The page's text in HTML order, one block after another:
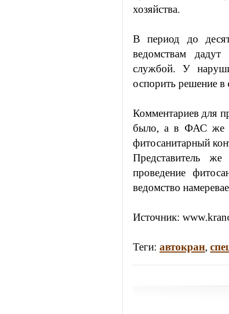
хозяйства.
В период до
ведомствам
службой. У
оспорить решение в
Комментариев для
было, а в ФАС же
фитосанитарный
Представитель же
проведение
ведомство
Источник:
Теги: автокран,